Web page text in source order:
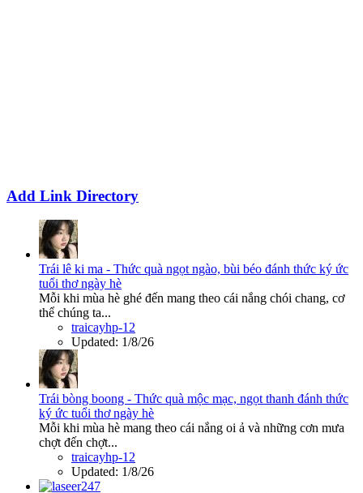
Add Link Directory
Trái lê ki ma - Thức quà ngọt ngào, bùi béo đánh thức ký ức
tuổi thơ ngày hè
Mỗi khi mùa hè ghé đến mang theo cái nắng chói chang, cơ
thể chúng ta...
traicayhp-12
Updated: 1/8/26
Trái bòng boong - Thức quà mộc mạc, ngọt thanh đánh thức
ký ức tuổi thơ ngày hè
Mỗi khi mùa hè mang theo cái nắng oi ả và những cơn mưa
chợt đến chợt...
traicayhp-12
Updated: 1/8/26